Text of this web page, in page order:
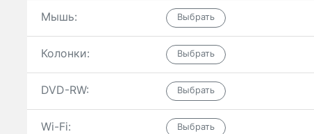
Мышь:
Колонки:
DVD-RW:
Wi-Fi: